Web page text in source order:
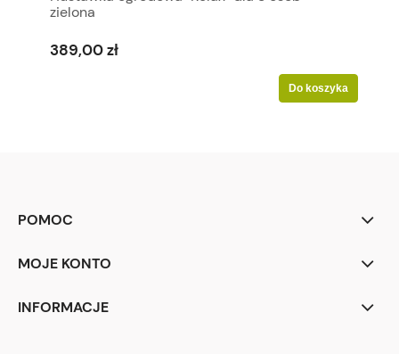
zielona
389,00 zł
Do koszyka
POMOC
MOJE KONTO
INFORMACJE